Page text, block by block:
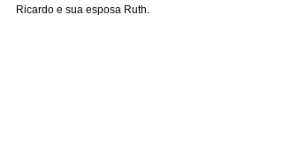
Ricardo e sua esposa Ruth.